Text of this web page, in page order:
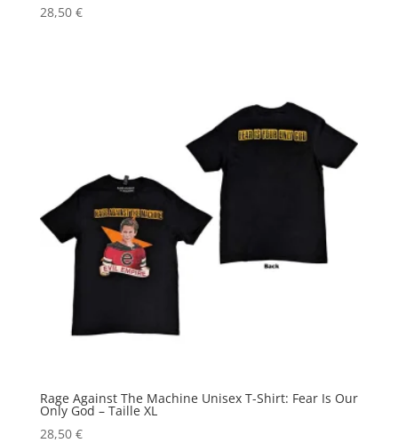
28,50 €
Rage Against The Machine Unisex T-Shirt: Fear Is Our
Only God – Taille XL
28,50 €